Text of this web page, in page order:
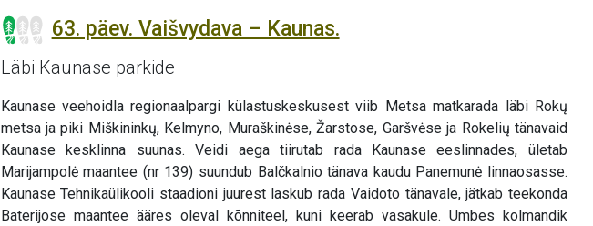
63. päev. Vaišvydava – Kaunas.
Läbi Kaunase parkide
Kaunase veehoidla regionaalpargi külastuskeskusest viib Metsa matkarada läbi Rokų
metsa ja piki Miškininkų, Kelmyno, Muraškinėse, Žarstose, Garšvėse ja Rokelių tänavaid
Kaunase kesklinna suunas. Veidi aega tiirutab rada Kaunase eeslinnades, ületab
Marijampolė maantee (nr 139) suundub Balčkalnio tänava kaudu Panemunė linnaosasse.
Kaunase Tehnikaülikooli staadioni juurest laskub rada Vaidoto tänavale, jätkab teekonda
Baterijose maantee ääres oleval kõnniteel, kuni keerab vasakule. Umbes kolmandik